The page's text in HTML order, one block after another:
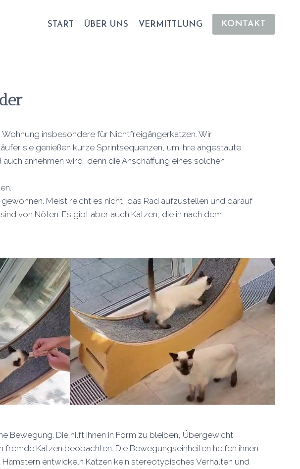
START ÜBER UNS VERMITTLUNG KONTAKT
insbesondere für Nichtfreigängerkatzen. Wir
sie genießen kurze Sprintsequenzen, um ihre angestaute
annehmen wird, denn die Anschaffung eines solchen
Meist reicht es nicht, das Rad aufzustellen und darauf
von Nöten. Es gibt aber auch Katzen, die in nach dem
Bewegung. Die hilft ihnen in Form zu bleiben, Übergewicht
fremde Katzen beobachten. Die Bewegungseinheiten helfen ihnen
entwickeln Katzen kein stereotypisches Verhalten und